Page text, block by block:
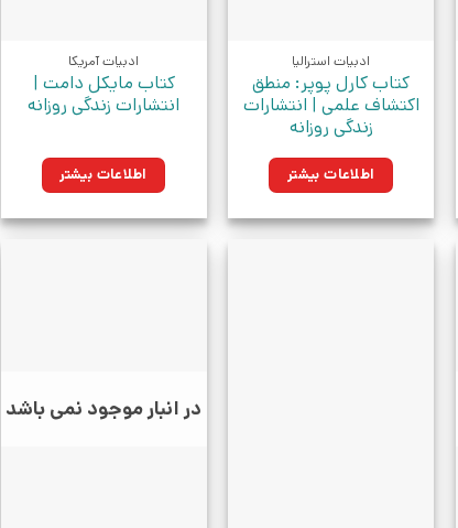
ادبیات استرالیا
کتاب کارل پوپر: منطق
اکتشاف علمی | انتشارات
زندگی روزانه
اطلاعات بیشتر
ادبیات آمریکا
کتاب مایکل دامت |
انتشارات زندگی روزانه
اطلاعات بیشتر
در انبار موجود نمی باشد